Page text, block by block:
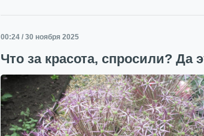
00:24 / 30 ноября 2025
Что за красота, спросили? Да